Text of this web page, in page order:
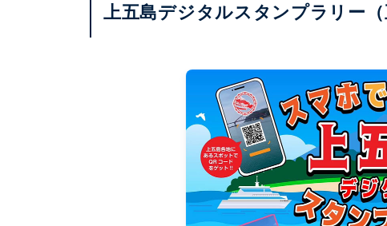
上五島デジタルスタンプラリー（